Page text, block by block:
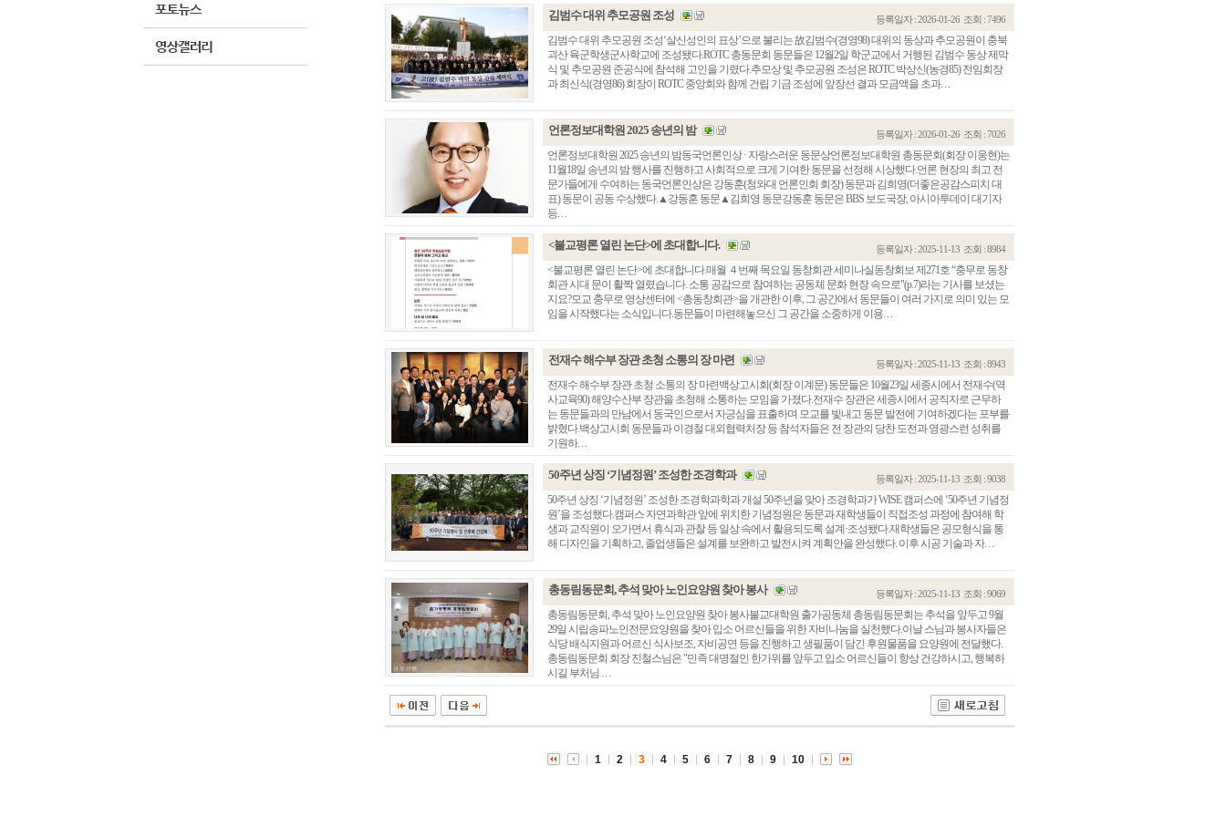
이사장 인사말
총동창회 소식
모교 소식
지부·지회 소식
동창회보
영상갤러리
동문동정
동국의 창
이달의 시
회관건립기금 기부자
장학발전기금 기부자
공지사항
자유게시판
연락처 수정
동국의료원 혜택
김범수 대위 추모공원 조성 등록일자 : 2026-01-26 조회 : 7496
김범수 대위 추모공원 조성‘살신성인의 표상’으로 불리는 故김범수(경영98) 대위의 동상과 추모공원이 충북
괴산 육군학생군사학교에 조성됐다.ROTC 총동문회 동문들은 12월2일 학군교에서 거행된 김범수 동상 제막
식 및 추모공원 준공식에 참석해 고인을 기렸다.추모상 및 추모공원 조성은 ROTC 박상신(농경85) 전임회장
과 최신식(경영86) 회장이 ROTC 중앙회와 함께 건립 기금 조성에 앞장선 결과 모금액을 초과. . .
언론정보대학원 2025 송년의 밤 등록일자 : 2026-01-26 조회 : 7026
언론정보대학원 2025 송년의 밤동국언론인상 · 자랑스러운 동문상언론정보대학원 총동문회(회장 이웅현)는
11월18일 송년의 밤 행사를 진행하고 사회적으로 크게 기여한 동문을 선정해 시상했다.언론 현장의 최고 전
문가들에게 수여하는 동국언론인상은 강동훈(청와대 언론인회 회장) 동문과 김희영(더좋은공감스피치 대
표) 동문이 공동 수상했다.▲강동훈 동문▲김희영 동문강동훈 동문은 BBS 보도국장, 아시아투데이 대기자
등. . .
<불교평론 열린 논단>에 초대합니다. 등록일자 : 2025-11-13 조회 : 8984
<불교평론 열린 논단>에 초대합니다.매월 ４번째 목요일 동창회관 세미나실동창회보 제271호 “충무로 동창
회관 시대 문이 활짝 열렸습니다. 소통 공감으로 참여하는 공동체 문화 현장 속으로"(p.7)라는 기사를 보셨는
지요?모교 충무로 영상센터에 <총동창회관>을 개관한 이후, 그 공간에서 동문들이 여러 가지로 의미 있는 모
임을 시작했다는 소식입니다.동문들이 마련해놓으신 그 공간을 소중하게 이용. . .
전재수 해수부 장관 초청 소통의 장 마련 등록일자 : 2025-11-13 조회 : 8943
전재수 해수부 장관 초청 소통의 장 마련백상고시회(회장 이계문) 동문들은 10월23일 세종시에서 전재수(역
사교육90) 해양수산부 장관을 초청해 소통하는 모임을 가졌다.전재수 장관은 세종시에서 공직자로 근무하
는 동문들과의 만남에서 동국인으로서 자긍심을 표출하며 모교를 빛내고 동문 발전에 기여하겠다는 포부를
밝혔다.백상고시회 동문들과 이경철 대외협력처장 등 참석자들은 전 장관의 당찬 도전과 영광스런 성취를
기원하. . .
50주년 상징 ‘기념정원’ 조성한 조경학과 등록일자 : 2025-11-13 조회 : 9038
50주년 상징 ‘기념정원’ 조성한 조경학과학과 개설 50주년을 맞아 조경학과가 WISE 캠퍼스에 ‘50주년 기념정
원’을 조성했다.캠퍼스 자연과학관 앞에 위치한 기념정원은 동문과 재학생들이 직접조성 과정에 참여해 학
생과 교직원이 오가면서 휴식과 관찰 등 일상 속에서 활용되도록 설계·조성됐다.재학생들은 공모형식을 통
해 디자인을 기획하고, 졸업생들은 설계를 보완하고 발전시켜 계획안을 완성했다. 이후 시공 기술과 자. . .
총동림동문회, 추석 맞아 노인요양원 찾아 봉사 등록일자 : 2025-11-13 조회 : 9069
총동림동문회, 추석 맞아 노인요양원 찾아 봉사불교대학원 출가공동체 총동림동문회는 추석을 앞두고 9월
29일 시립송파노인전문요양원을 찾아 입소 어르신들을 위한 자비나눔을 실천했다.이날 스님과 봉사자들은
식당 배식지원과 어르신 식사보조, 자비공연 등을 진행하고 생필품이 담긴 후원물품을 요양원에 전달했다.
총동림동문회 회장 진철스님은 "민족 대명절인 한가위를 앞두고 입소 어르신들이 항상 건강하시고, 행복하
시길 부처님 . . .
1 2 3 4 5 6 7 8 9 10